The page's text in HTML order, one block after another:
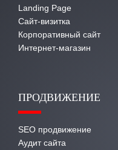
Landing Page
Сайт-визитка
Корпоративный сайт
Интернет-магазин
ПРОДВИЖЕНИЕ
SEO продвижение
Аудит сайта